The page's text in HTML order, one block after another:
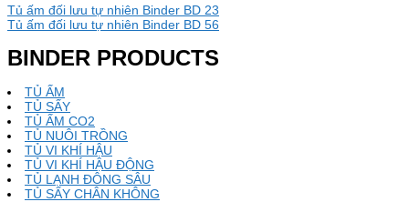
Điều
hướng
bài
viết
Tủ ấm đối lưu tự nhiên Binder BD 23
Tủ ấm đối lưu tự nhiên Binder BD 56
BINDER PRODUCTS
TỦ ẤM
TỦ SẤY
TỦ ẤM CO2
TỦ NUÔI TRỒNG
TỦ VI KHÍ HẬU
TỦ VI KHÍ HẬU ĐỘNG
TỦ LẠNH ĐÔNG SÂU
TỦ SẤY CHÂN KHÔNG